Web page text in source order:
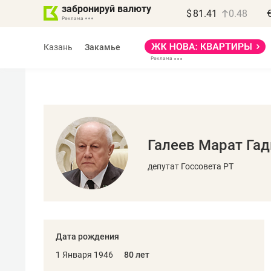
забронируй валюту $ 81.41 0.48
Казань Закамье
Галеев Марат
депутат Госсовета РТ
Дата рождения
1 Января 1946
80 лет
Василь Мазитов
МАРТ
полгода»